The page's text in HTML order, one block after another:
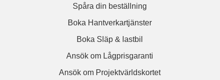
Spåra din beställning
Boka Hantverkartjänster
Boka Släp & lastbil
Ansök om Lågprisgaranti
Ansök om Projektvärldskortet